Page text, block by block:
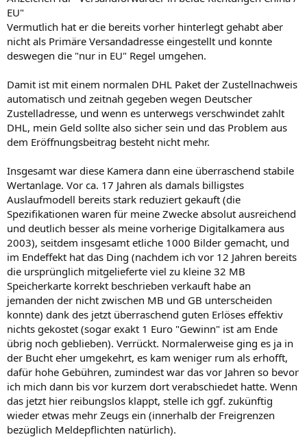
EU"
Vermutlich hat er die bereits vorher hinterlegt gehabt aber
nicht als Primäre Versandadresse eingestellt und konnte
deswegen die "nur in EU" Regel umgehen.
Damit ist mit einem normalen DHL Paket der Zustellnachweis
automatisch und zeitnah gegeben wegen Deutscher
Zustelladresse, und wenn es unterwegs verschwindet zahlt
DHL, mein Geld sollte also sicher sein und das Problem aus
dem Eröffnungsbeitrag besteht nicht mehr.
Insgesamt war diese Kamera dann eine überraschend stabile
Wertanlage. Vor ca. 17 Jahren als damals billigstes
Auslaufmodell bereits stark reduziert gekauft (die
Spezifikationen waren für meine Zwecke absolut ausreichend
und deutlich besser als meine vorherige Digitalkamera aus
2003), seitdem insgesamt etliche 1000 Bilder gemacht, und
im Endeffekt hat das Ding (nachdem ich vor 12 Jahren bereits
die ursprünglich mitgelieferte viel zu kleine 32 MB
Speicherkarte korrekt beschrieben verkauft habe an
jemanden der nicht zwischen MB und GB unterscheiden
konnte) dank des jetzt überraschend guten Erlöses effektiv
nichts gekostet (sogar exakt 1 Euro "Gewinn" ist am Ende
übrig noch geblieben). Verrückt. Normalerweise ging es ja in
der Bucht eher umgekehrt, es kam weniger rum als erhofft,
dafür hohe Gebühren, zumindest war das vor Jahren so bevor
ich mich dann bis vor kurzem dort verabschiedet hatte. Wenn
das jetzt hier reibungslos klappt, stelle ich ggf. zukünftig
wieder etwas mehr Zeugs ein (innerhalb der Freigrenzen
bezüglich Meldepflichten natürlich).